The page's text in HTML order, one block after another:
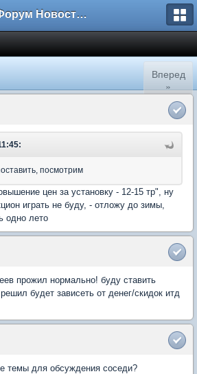
Форум Новостройки
Вперед
»
посмотрим
цен за установку - 12-15 тр", ну
играть не буду, - отложу до зимы,
одно лето
прожил нормально! буду ставить
будет зависеть от денег/скидок итд
темы для обсуждения соседи?